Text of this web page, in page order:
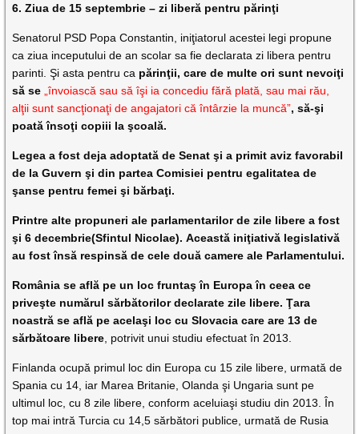
6. Ziua de 15 septembrie – zi liberă pentru părinţi
Senatorul PSD Popa Constantin, iniţiatorul acestei legi propune
ca ziua inceputului de an scolar sa fie declarata zi libera pentru
parinti. Şi asta pentru ca părinţii, care de multe ori sunt nevoiţi
să se „învoiască sau să îşi ia concediu fără plată, sau mai rău,
alţii sunt sancţionaţi de angajatori că întârzie la muncă”, să-şi
poată însoţi copiii la şcoală.
Legea a fost deja adoptată de Senat şi a primit aviz favorabil
de la Guvern şi din partea Comisiei pentru egalitatea de
şanse pentru femei şi bărbaţi.
Printre alte propuneri ale parlamentarilorde zile libere a fost
şi 6 decembrie(Sfintul Nicolae). Această iniţiativă legislativă
au fost însă respinsă de cele două camere ale Parlamentului.
România se află pe un loc fruntaş în Europa în ceea ce
priveşte numărul sărbătorilor declarate zile libere. Ţara
noastră se află pe acelaşi loc cu Slovacia care are 13 de
sărbătoare libere , potrivit unui studiu efectuat în 2013.
Finlanda ocupă primul loc din Europa cu 15 zile libere, urmată de
Spania cu 14, iar Marea Britanie, Olanda şi Ungaria sunt pe
ultimul loc, cu 8 zile libere, conform aceluiaşi studiu din 2013. În
top mai intră Turcia cu 14,5 sărbători publice, urmată de Rusia